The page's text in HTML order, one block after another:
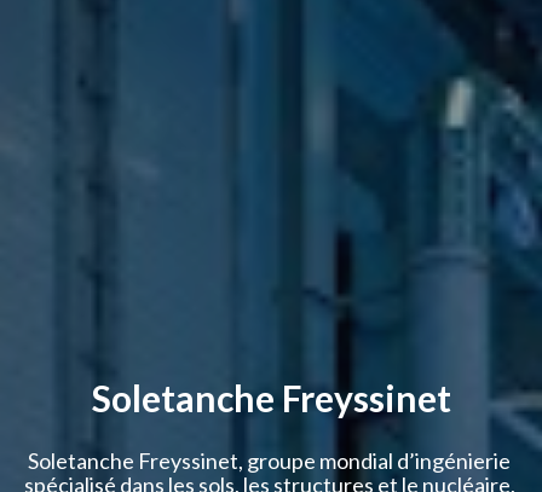
Soletanche Freyssinet
Soletanche Freyssinet, groupe mondial d’ingénierie
spécialisé dans les sols, les structures et le nucléaire,